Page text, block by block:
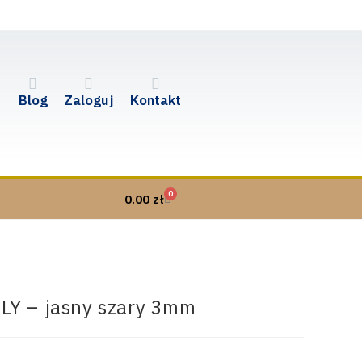
Blog Zaloguj Kontakt
0.00 zł 0
– jasny szary 3mm